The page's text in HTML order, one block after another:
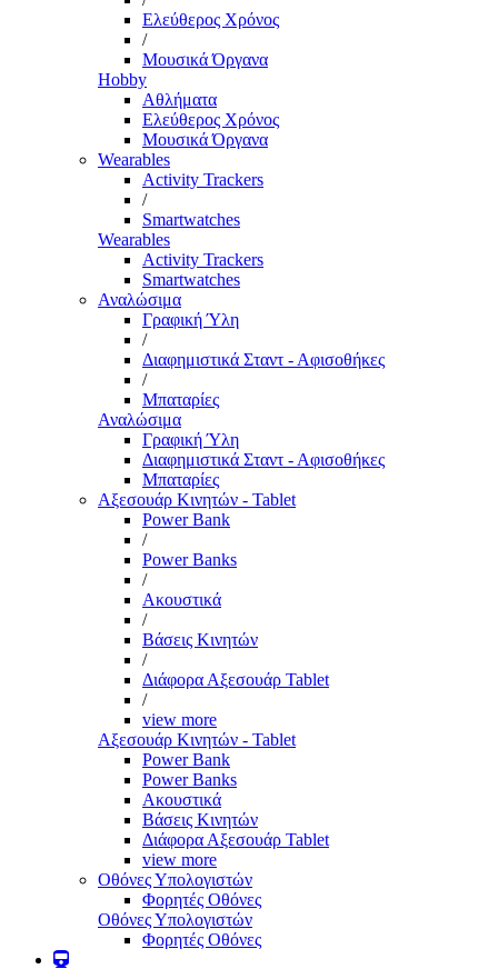
Ελεύθερος Χρόνος
/
Μουσικά Όργανα
Hobby
Αθλήματα
Ελεύθερος Χρόνος
Μουσικά Όργανα
Wearables
Activity Trackers
/
Smartwatches
Wearables
Activity Trackers
Smartwatches
Αναλώσιμα
Γραφική Ύλη
/
Διαφημιστικά Σταντ - Αφισοθήκες
/
Μπαταρίες
Αναλώσιμα
Γραφική Ύλη
Διαφημιστικά Σταντ - Αφισοθήκες
Μπαταρίες
Αξεσουάρ Κινητών - Tablet
Power Bank
/
Power Banks
/
Ακουστικά
/
Βάσεις Κινητών
/
Διάφορα Αξεσουάρ Tablet
/
view more
Αξεσουάρ Κινητών - Tablet
Power Bank
Power Banks
Ακουστικά
Βάσεις Κινητών
Διάφορα Αξεσουάρ Tablet
view more
Οθόνες Υπολογιστών
Φορητές Οθόνες
Οθόνες Υπολογιστών
Φορητές Οθόνες